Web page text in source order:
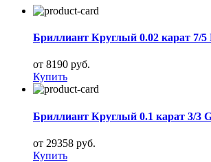
Бриллиант Круглый 0.02 карат 7/5
от 8190 руб.
Купить
Бриллиант Круглый 0.1 карат 3/3
от 29358 руб.
Купить